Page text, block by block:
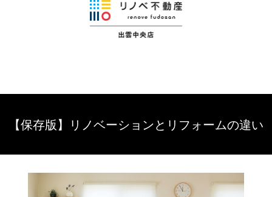
【保存版】リノベーションとリフォームの違い